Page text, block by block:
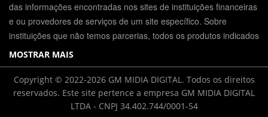
das informações encontradas nos sites de instituições financeiras
e ou provedores de serviços de um site específico. Sobre
instituições que não temos parcerias, todos os produtos indicados
MOSTRAR MAIS
Copyright © 2022-2026 GM MIDIA DIGITAL. Todos os direitos
reservados. Este site pertence a empresa GM MIDIA DIGITAL
LTDA - CNPJ 34.402.744/0001-54